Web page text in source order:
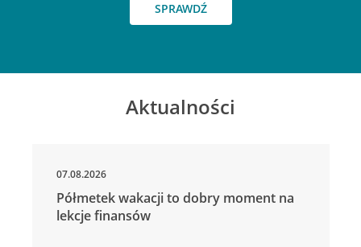
SPRAWDŹ
Aktualności
07.08.2026
Półmetek wakacji to dobry moment na
lekcje finansów